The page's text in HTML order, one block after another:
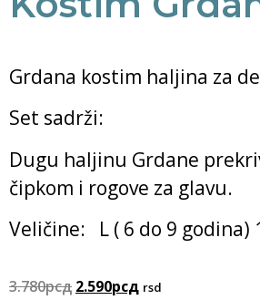
Grdana kostim haljina za
Set sadrži:
Dugu haljinu Grdane
čipkom i rogove za glavu.
Veličine: L ( 6 do 9 godina)
3.780рсд 2.590рсд rsd